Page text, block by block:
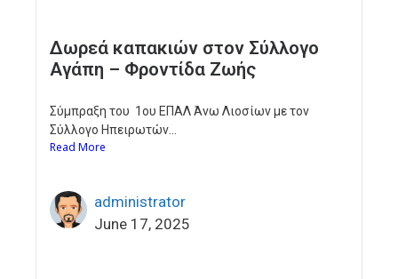
Δωρεά καπακιών στον Σύλλογο
Αγάπη – Φροντίδα Ζωής
Σύμπραξη του 1ου ΕΠΑΛ Άνω Λιοσίων με τον
Σύλλογο Ηπειρωτών...
Read More
administrator
June 17, 2025